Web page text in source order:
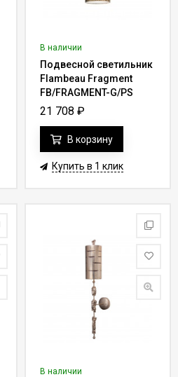
В наличии
Подвесной светильник
Flambeau Fragment
FB/FRAGMENT-G/PS
21 708 ₽
В корзину
Купить в 1 клик
В наличии